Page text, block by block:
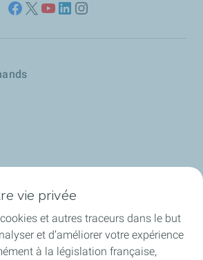
d'énergie
vie privée
et autres traceurs dans le but
et d’améliorer votre expérience
à la législation française,